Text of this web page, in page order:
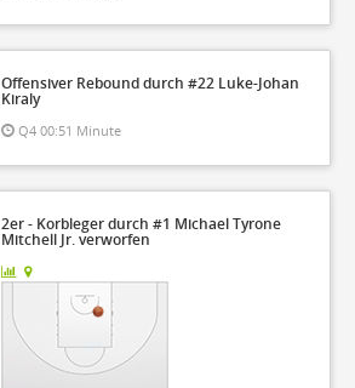
Offensiver Rebound durch #22 Luke-Johan
Kiraly
Q4 00:51 Minute
2er - Korbleger durch #1 Michael Tyrone
Mitchell Jr. verworfen